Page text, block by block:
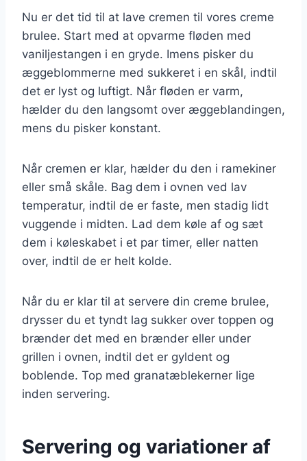
Nu er det tid til at lave cremen til vores creme
brulee. Start med at opvarme fløden med
vaniljestangen i en gryde. Imens pisker du
æggeblommerne med sukkeret i en skål, indtil
det er lyst og luftigt. Når fløden er varm,
hælder du den langsomt over æggeblandingen,
mens du pisker konstant.
Når cremen er klar, hælder du den i ramekiner
eller små skåle. Bag dem i ovnen ved lav
temperatur, indtil de er faste, men stadig lidt
vuggende i midten. Lad dem køle af og sæt
dem i køleskabet i et par timer, eller natten
over, indtil de er helt kolde.
Når du er klar til at servere din creme brulee,
drysser du et tyndt lag sukker over toppen og
brænder det med en brænder eller under
grillen i ovnen, indtil det er gyldent og
boblende. Top med granatæblekerner lige
inden servering.
Servering og variationer af